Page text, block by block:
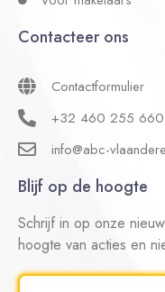
Contacteer ons
Contactformulier
+32 460 255 660
info@abc-
Blijf op de hoogte
Schrijf in op onze
hoogte van acties en